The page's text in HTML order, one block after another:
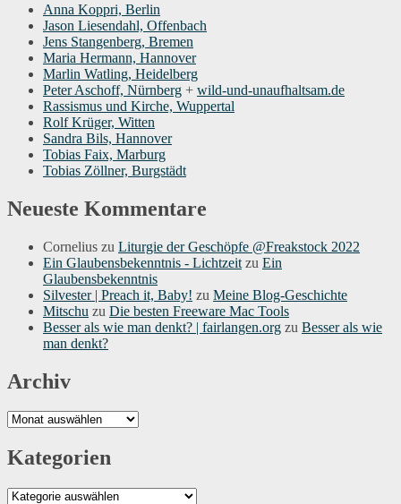
Anna Koppri, Berlin
Jason Liesendahl, Offenbach
Jens Stangenberg, Bremen
Maria Hermann, Hannover
Marlin Watling, Heidelberg
Peter Aschoff, Nürnberg + wild-und-unaufhaltsam.de
Rassismus und Kirche, Wuppertal
Rolf Krüger, Witten
Sandra Bils, Hannover
Tobias Faix, Marburg
Tobias Zöllner, Burgstädt
Neueste Kommentare
Cornelius zu Liturgie der Geschöpfe @Freakstock 2022
Ein Glaubensbekenntnis - Lichtzeit zu Ein
Glaubensbekenntnis
Silvester | Preach it, Baby! zu Meine Blog-Geschichte
Mitschu zu Die besten Freeware Mac Tools
Besser als wie man denkt? | fairlangen.org zu Besser als wie
man denkt?
Archiv
Archiv
Kategorien
Kategorien